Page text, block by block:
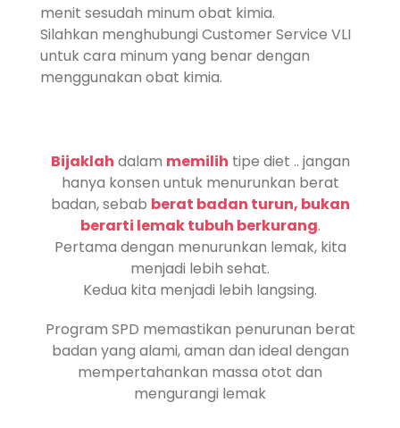
menit sesudah minum obat kimia.
Silahkan menghubungi Customer Service VLI
untuk cara minum yang benar dengan
menggunakan obat kimia.
Bijaklah dalam memilih tipe diet .. jangan
hanya konsen untuk menurunkan berat
badan, sebab berat badan turun, bukan
berarti lemak tubuh berkurang.
Pertama dengan menurunkan lemak, kita
menjadi lebih sehat.
Kedua kita menjadi lebih langsing.
Program SPD memastikan penurunan berat
badan yang alami, aman dan ideal dengan
mempertahankan massa otot dan
mengurangi lemak